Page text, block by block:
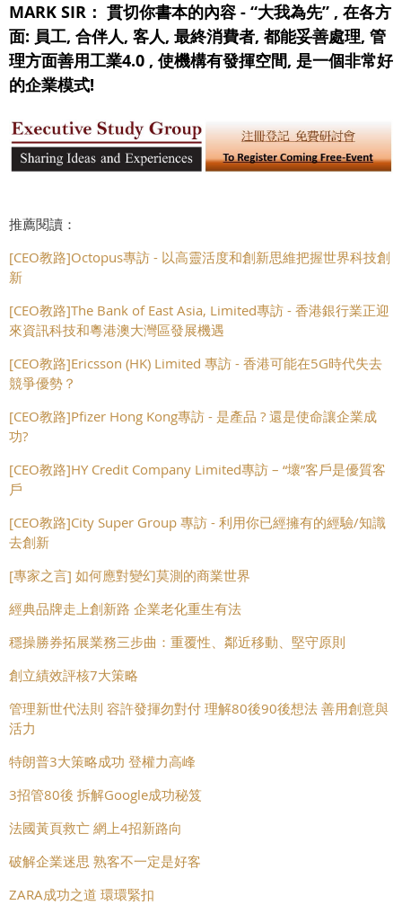
MARK SIR： 貫切你書本的內容 - “大我為先” , 在各方
面: 員工, 合伴人, 客人, 最終消費者, 都能妥善處理, 管
理方面善用工業4.0 , 使機構有發揮空間, 是一個非常好
的企業模式!
推薦閱讀：
[CEO教路]Octopus專訪 - 以高靈活度和創新思維把握世界科技創
新
[CEO教路]The Bank of East Asia, Limited專訪 - 香港銀行業正迎
來資訊科技和粵港澳大灣區發展機遇
[CEO教路]Ericsson (HK) Limited 專訪 - 香港可能在5G時代失去
競爭優勢？
[CEO教路]Pfizer Hong Kong專訪 - 是產品 ? 還是使命讓企業成
功?
[CEO教路]HY Credit Company Limited專訪 – “壞”客戶是優質客
戶
[CEO教路]City Super Group 專訪 - 利用你已經擁有的經驗/知識
去創新
[專家之言] 如何應對變幻莫測的商業世界
經典品牌走上創新路 企業老化重生有法
穩操勝券拓展業務三步曲：重覆性、鄰近移動、堅守原則
創立績效評核7大策略
管理新世代法則 容許發揮勿對付 理解80後90後想法 善用創意與
活力
特朗普3大策略成功 登權力高峰
3招管80後 拆解Google成功秘笈
法國黃頁救亡 網上4招新路向
破解企業迷思 熟客不一定是好客
ZARA成功之道 環環緊扣